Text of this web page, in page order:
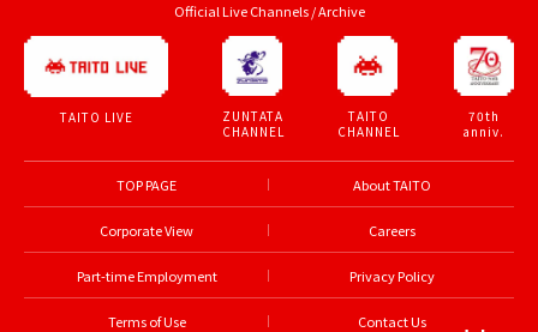
Official Live Channels / Archive
TAITO LIVE
ZUNTATA
CHANNEL
TAITO
CHANNEL
70th
anniv.
TOP PAGE About TAITO
Corporate View Careers
Part-time Employment Privacy Policy
Terms of Use Contact Us